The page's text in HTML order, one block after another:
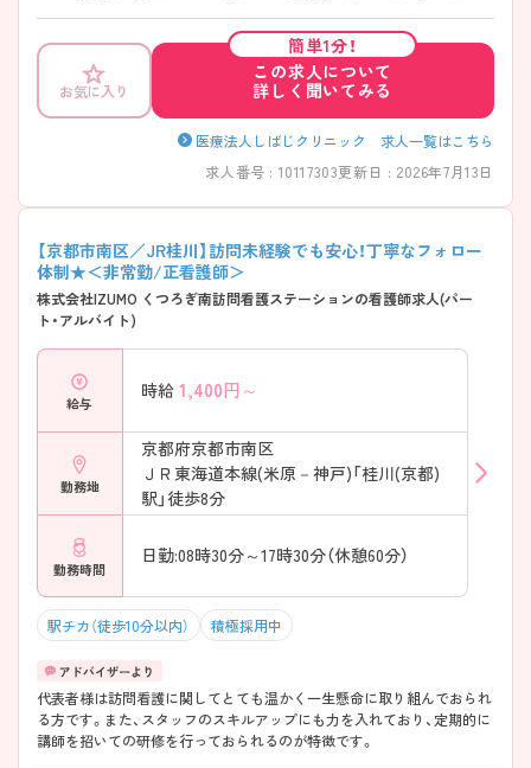
お気に入り
簡単1分！
この求人について
詳しく聞いてみる
医療法人しばじクリニック 求人一覧はこちら
求人番号 : 10117303更新日 : 2026年7月13日
【京都市南区／JR桂川】訪問未経験でも安心！丁寧なフォロー
体制★＜非常勤/正看護師＞
株式会社IZUMO くつろぎ南訪問看護ステーションの看護師求人(パー
ト・アルバイト)
給与
時給 1,400円～
勤務地
京都府京都市南区
ＪＲ東海道本線(米原－神戸)「桂川(京都)
駅」徒歩8分
勤務時間
日勤:08時30分～17時30分（休憩60分）
駅チカ（徒歩10分以内） 積極採用中
代表者様は訪問看護に関してとても温かく一生懸命に取り組んでおられ
る方です。また、スタッフのスキルアップにも力を入れており、定期的に
講師を招いての研修を行っておられるのが特徴です。